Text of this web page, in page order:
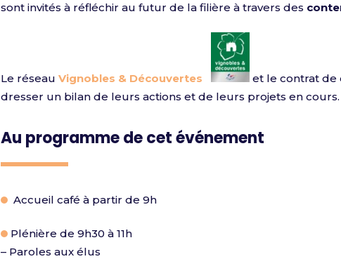
sont invités à réfléchir au futur de la filière à travers des
Le réseau Vignobles & Découvertes et le contrat de
dresser un bilan de leurs actions et de leurs projets en cours.
Au programme de cet événement
Accueil café à partir de 9h
Plénière de 9h30 à 11h
– Paroles aux élus